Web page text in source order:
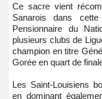
Ce sacre vient
Sanarois dans
Pensionnaire du
plusieurs clubs de
champion en titre
Gorée en quart de
Les Saint-Louisiens
en dominant